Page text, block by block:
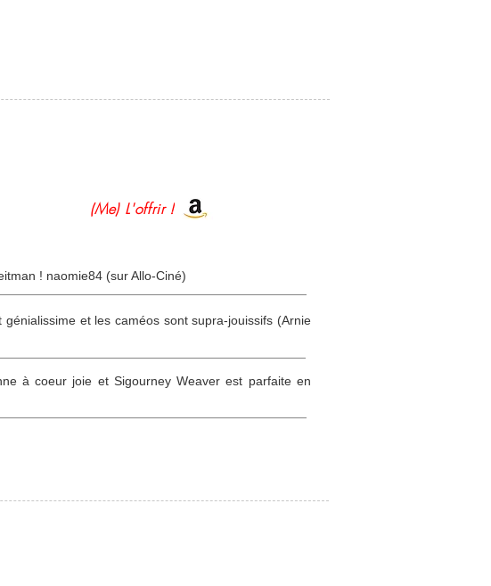
(Me) L'offrir !
! naomie84 (sur Allo-Ciné)
et les caméos sont supra-jouissifs (Arnie
à coeur joie et Sigourney Weaver est parfaite en